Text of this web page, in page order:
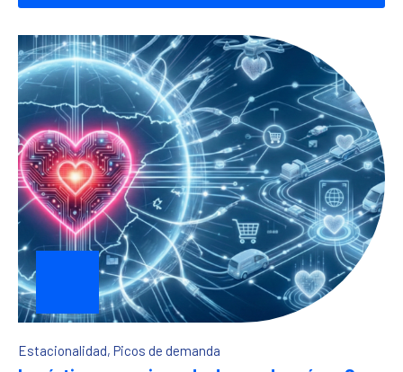
Estacionalidad, Picos de demanda